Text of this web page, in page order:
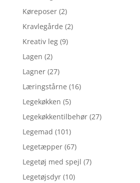
Køreposer (2)
Kravlegårde (2)
Kreativ leg (9)
Lagen (2)
Lagner (27)
Læringstårne (16)
Legekøkken (5)
Legekøkkentilbehør (27)
Legemad (101)
Legetæpper (67)
Legetøj med spejl (7)
Legetøjsdyr (10)